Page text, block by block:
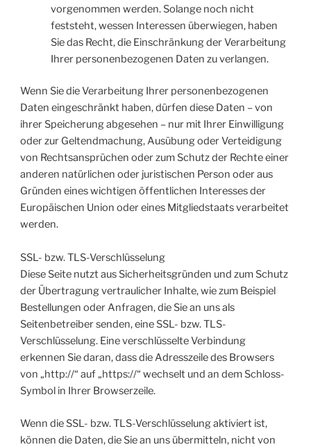
vorgenommen werden. Solange noch nicht
feststeht, wessen Interessen überwiegen, haben
Sie das Recht, die Einschränkung der Verarbeitung
Ihrer personenbezogenen Daten zu verlangen.
Wenn Sie die Verarbeitung Ihrer personenbezogenen
Daten eingeschränkt haben, dürfen diese Daten – von
ihrer Speicherung abgesehen – nur mit Ihrer Einwilligung
oder zur Geltendmachung, Ausübung oder Verteidigung
von Rechtsansprüchen oder zum Schutz der Rechte einer
anderen natürlichen oder juristischen Person oder aus
Gründen eines wichtigen öffentlichen Interesses der
Europäischen Union oder eines Mitgliedstaats verarbeitet
werden.
SSL- bzw. TLS-Verschlüsselung
Diese Seite nutzt aus Sicherheitsgründen und zum Schutz
der Übertragung vertraulicher Inhalte, wie zum Beispiel
Bestellungen oder Anfragen, die Sie an uns als
Seitenbetreiber senden, eine SSL- bzw. TLS-
Verschlüsselung. Eine verschlüsselte Verbindung
erkennen Sie daran, dass die Adresszeile des Browsers
von „http://“ auf „https://“ wechselt und an dem Schloss-
Symbol in Ihrer Browserzeile.
Wenn die SSL- bzw. TLS-Verschlüsselung aktiviert ist,
können die Daten, die Sie an uns übermitteln, nicht von